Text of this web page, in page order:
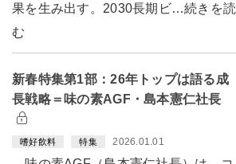
果を生み出す。2030長期ビ…続きを読
む
新春特集第1部：26年トップは語る成
長戦略＝味の素AGF・島本憲仁社長
嗜好飲料 特集 2026.01.01